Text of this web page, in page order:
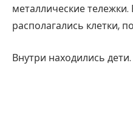
металлические
располагались клетки,
Внутри находились дети.